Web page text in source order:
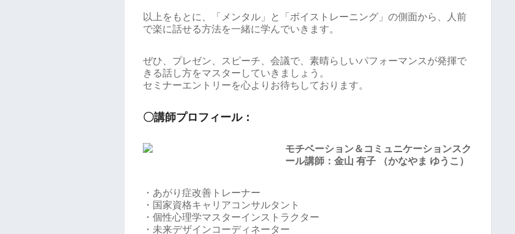
以上をもとに、「メンタル」と「ボイストレーニング」の側面から、人前
で楽に話せる方法を一緒に学んでいきます。
ぜひ、プレゼン、スピーチ、会議で、素晴らしいパフォーマンスが発揮で
きる話し方をマスターしていきましょう。
セミナーエントリーを心よりお待ちしております。
〇講師プロフィール：
モチベーション＆コミュニケーションスク
ール講師：金山 有子 （かなやま ゆうこ）
・あがり症改善トレーナー
・国家資格キャリアコンサルタント
・個性心理学マスターインストラクター
・未来デザインコーディネーター